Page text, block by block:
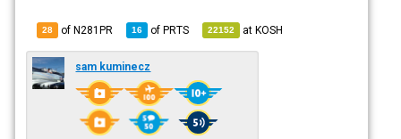
28 of N281PR 16 ofPRTS 22152 atKOSH
sam kuminecz